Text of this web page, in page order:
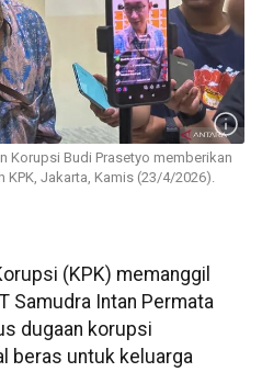
Korupsi Budi Prasetyo memberikan
KPK, Jakarta, Kamis (23/4/2026).
(KPK) memanggil
Samudra Intan Permata
dugaan korupsi
beras untuk keluarga